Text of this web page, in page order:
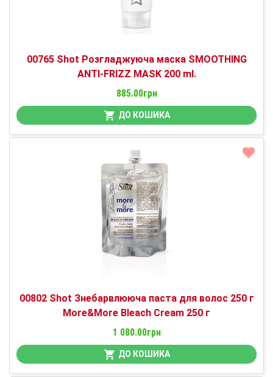
00765 Shot Розгладжуюча маска SMOOTHING
ANTI-FRIZZ MASK 200 ml.
885.00грн
ДО КОШИКА
00802 Shot Знебарвлююча паста для волос 250 г
More&More Bleach Cream 250 г
1 080.00грн
ДО КОШИКА